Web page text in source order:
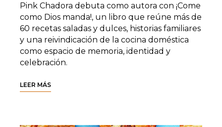
Pink Chadora debuta como autora con ¡Come
como Dios manda!, un libro que reúne más de
60 recetas saladas y dulces, historias familiares
y una reivindicación de la cocina doméstica
como espacio de memoria, identidad y
celebración.
LEER MÁS